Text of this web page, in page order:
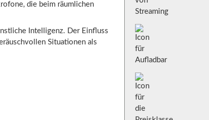
die beim räumlichen
Intelligenz. Der Einfluss
Situationen als